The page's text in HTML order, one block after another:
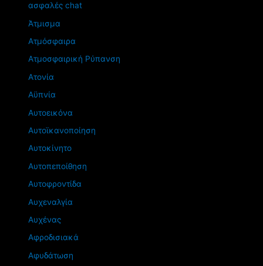
ασφαλές chat
Άτμισμα
Ατμόσφαιρα
Ατμοσφαιρική Ρύπανση
Ατονία
Αϋπνία
Αυτοεικόνα
Αυτοϊκανοποίηση
Αυτοκίνητο
Αυτοπεποίθηση
Αυτοφροντίδα
Αυχεναλγία
Αυχένας
Αφροδισιακά
Αφυδάτωση